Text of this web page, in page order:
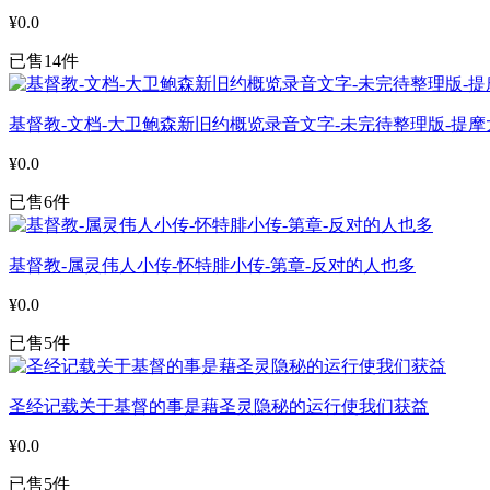
¥0.0
已售14件
基督教-文档-大卫鲍森新旧约概览录音文字-未完待整理版-提摩
¥0.0
已售6件
基督教-属灵伟人小传-怀特腓小传-第章-反对的人也多
¥0.0
已售5件
圣经记载关于基督的事是藉圣灵隐秘的运行使我们获益
¥0.0
已售5件